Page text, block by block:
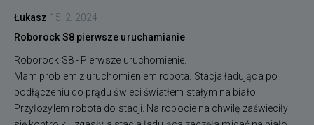
Łukasz 15. 2. 2024
Roborock S8 pierwsze uruchamianie
Roborock S8 - Pierwsze uruchomienie.
Mam problem z uruchomieniem robota. Stacja ładująca po
podłączeniu do prądu świeci światłem stałym na biało.
Przyłożylem robota do stacji. Na robocie na chwilę zaświeciły